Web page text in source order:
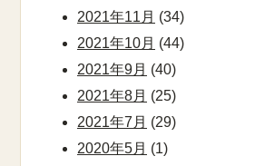
2021年11月 (34)
2021年10月 (44)
2021年9月 (40)
2021年8月 (25)
2021年7月 (29)
2020年5月 (1)